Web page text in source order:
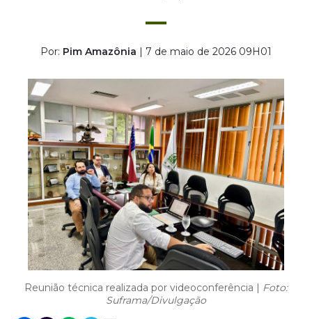
Por: Pim Amazônia | 7 de maio de 2026 09H01
Reunião técnica realizada por videoconferência | Foto:
Suframa/Divulgação